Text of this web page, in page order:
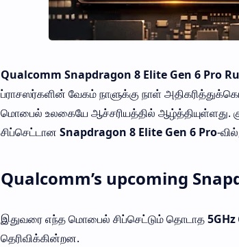
Qualcomm Snapdragon 8 Elite Gen 6 Pro
ப்ராசஸர்களின் வேகம் நாளுக்கு நாள்
மொபைல் உலகையே ஆச்சரியத்தில் ஆழ்த்தியுள்ளது.
சிப்செட்டான Snapdragon 8 Elite Gen 6 Pro-
Qualcomm’s upcoming
இதுவரை எந்த மொபைல் சிப்செட்டும் தொடாத5GHz
தெரிவிக்கின்றன.